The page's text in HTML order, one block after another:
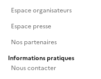
Espace organisateurs
Espace presse
Nos partenaires
Informations pratiques
Nous contacter